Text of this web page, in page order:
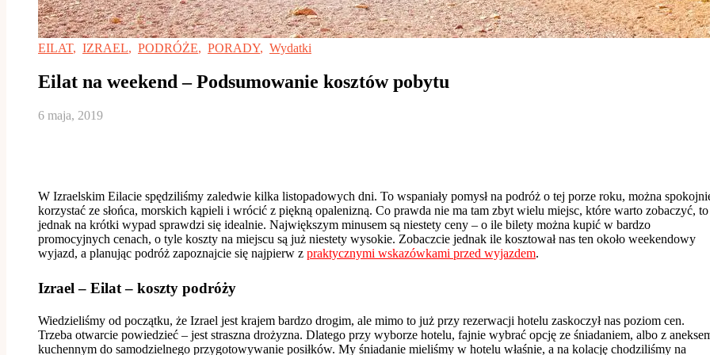
EILAT, IZRAEL, PODRÓŻE, PORADY, Wydatki
Eilat na weekend – Podsumowanie kosztów pobytu
6 maja, 2019
W Izraelskim Eilacie spędziliśmy zaledwie kilka listopadowych dni. To wspaniały pomysł na podróż o tej porze roku, można
korzystać ze słońca, morskich kąpieli i wrócić z piękną opalenizną. Co prawda nie ma tam zbyt wielu miejsc, które warto zobaczyć, to
jednak na krótki wypad sprawdzi się idealnie. Największym minusem są niestety ceny – o ile bilety można kupić w bardzo
promocyjnych cenach, o tyle koszty na miejscu są już niestety wysokie. Zobaczcie jednak ile kosztował nas ten około weekendowy
wyjazd, a planując podróż zapoznajcie się najpierw z praktycznymi wskazówkami przed wyjazdem.
Izrael – Eilat – koszty podróży
Wiedzieliśmy od początku, że Izrael jest krajem bardzo drogim, ale mimo to już przy rezerwacji hotelu zaskoczył nas poziom cen.
Trzeba otwarcie powiedzieć – jest straszna drożyzna. Dlatego przy wyborze hotelu, fajnie wybrać opcję ze śniadaniem, albo z
kuchennym do samodzielnego przygotowywanie posiłków. My śniadanie mieliśmy w hotelu właśnie, a na kolację chodziliśmy na